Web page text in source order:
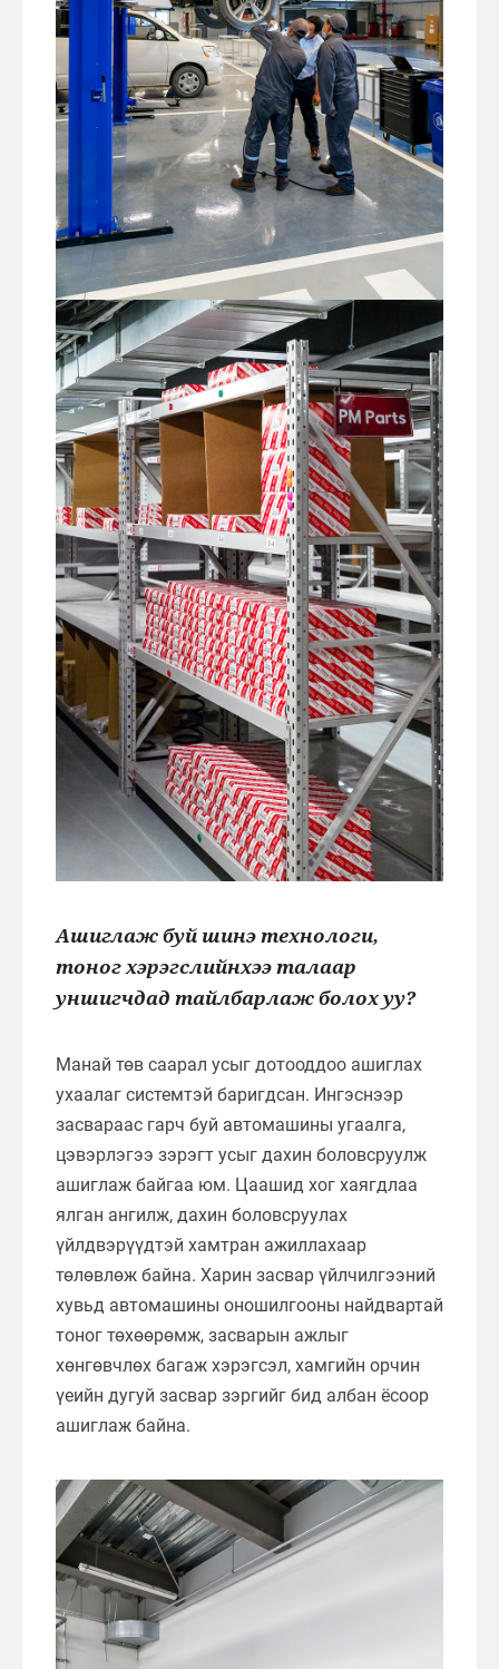
Ашиглаж буй шинэ технологи,
тоног хэрэгслийнхээ талаар
уншигчдад тайлбарлаж болох уу?
Манай төв саарал усыг дотооддоо ашиглах
ухаалаг системтэй баригдсан. Ингэснээр
засвараас гарч буй автомашины угаалга,
цэвэрлэгээ зэрэгт усыг дахин боловсруулж
ашиглаж байгаа юм. Цаашид хог хаягдлаа
ялган ангилж, дахин боловсруулах
үйлдвэрүүдтэй хамтран ажиллахаар
төлөвлөж байна. Харин засвар үйлчилгээний
хувьд автомашины оношилгооны найдвартай
тоног төхөөрөмж, засварын ажлыг
хөнгөвчлөх багаж хэрэгсэл, хамгийн орчин
үеийн дугуй засвар зэргийг бид албан ёсоор
ашиглаж байна.